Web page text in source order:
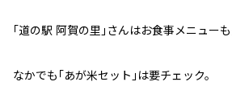
｢道の駅 阿賀の里｣さんはお食事メニューも
なかでも｢あが米セット｣は要チェック。